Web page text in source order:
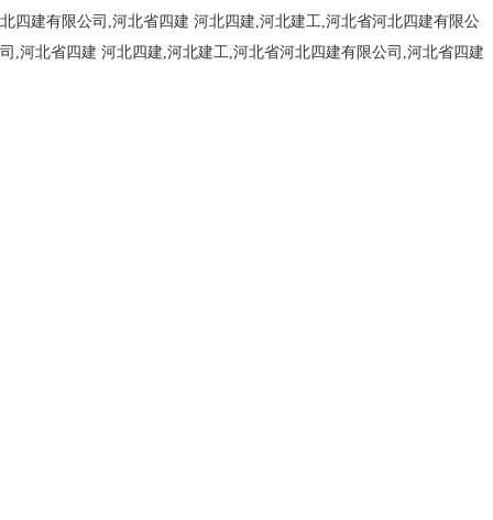
北四建有限公司,河北省四建 河北四建,河北建工,河北省河北四建有限公
司,河北省四建 河北四建,河北建工,河北省河北四建有限公司,河北省四建